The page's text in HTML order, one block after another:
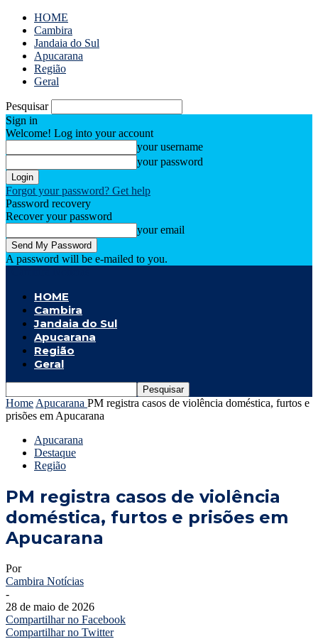
HOME
Cambira
Jandaia do Sul
Apucarana
Região
Geral
Pesquisar
Sign in
Welcome! Log into your account
your username
your password
Forgot your password? Get help
Password recovery
Recover your password
your email
A password will be e-mailed to you.
HOME
Cambira
Jandaia do Sul
Apucarana
Região
Geral
Home Apucarana PM registra casos de violência doméstica, furtos e
prisões em Apucarana
Apucarana
Destaque
Região
PM registra casos de violência
doméstica, furtos e prisões em
Apucarana
Por
Cambira Notícias
-
28 de maio de 2026
Compartilhar no Facebook
Compartilhar no Twitter